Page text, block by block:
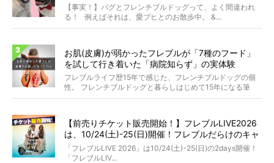
【事実！】パグとフレンチブルドッグって、よく間違われ
る！ 例えばそれは、愛ブヒとのお散歩中。 &...
お肌(皮膚)が弱かったフレブルが「7種のフード」
を試して行き着いた「病院知らず」の実体験
フレブルライフ歴15年で感じた、フレンチブルドッグの個
性。 フレンチブルドッグと暮らしはじめて15年になる筆
者...
【前売りチケット販売開始！】フレブルLIVE2026
は、10/24(土)-25(日)開催！フレブルだらけのキャ
ンプ・前夜祭・バスプランも新登場!?
「フレブルLIVE 2026」は10/24(土)-25(日)の2days開催！
「フレブルLIV...